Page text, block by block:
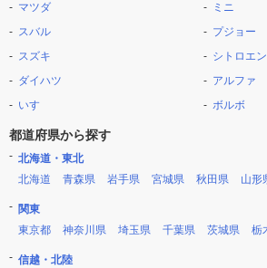
マツダ
スバル
スズキ
ダイハツ
いすゞ
ミニ
プジョー
シトロエン
アルファ
ボルボ
都道府県から探す
北海道・東北
北海道
青森県 岩手県 宮城県 秋田県 山形
関東
東京都
神奈川県 埼玉県 千葉県 茨城県 栃
信越・北陸